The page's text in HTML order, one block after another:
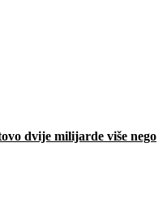
dvije milijarde više nego